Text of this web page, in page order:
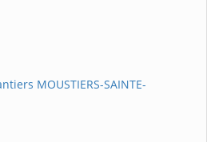
MOUSTIERS-SAINTE-